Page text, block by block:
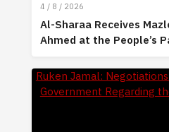
4 / 8 / 2026
Al-Sharaa Receives
Ahmed at the People’s